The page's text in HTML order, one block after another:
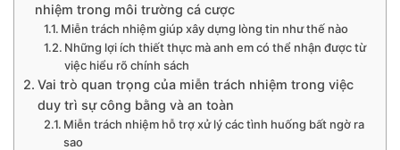
nhiệm trong môi trường cá cược
Miễn trách nhiệm giúp xây dựng lòng tin như thế nào
Những lợi ích thiết thực mà anh em có thể nhận được từ
việc hiểu rõ chính sách
Vai trò quan trọng của miễn trách nhiệm trong việc
duy trì sự công bằng và an toàn
Miễn trách nhiệm hỗ trợ xử lý các tình huống bất ngờ ra
sao